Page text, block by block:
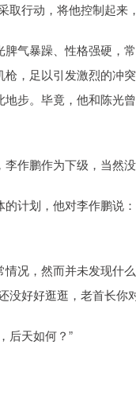
取行动，将他控制起来
气暴躁、性格强硬，
，足以引发激烈的冲
步。毕竟，他和陈光
作鹏作为下级，当然没
计划，他对李作鹏说
况，然而并未发现什
没好好逛逛，老首长你
后天如何？”